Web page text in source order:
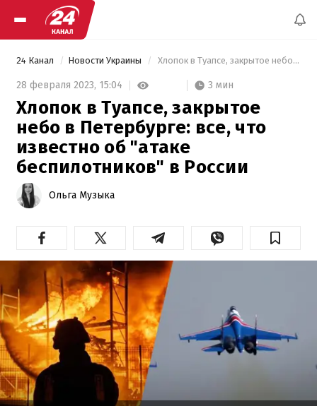
24 Канал Новости Украины Хлопок в Туапсе, закрытое небо в Петербурге: все, что известно об "атаке беспилотников" в России
28 февраля 2023, 15:04 3 мин
Хлопок в Туапсе, закрытое
небо в Петербурге: все, что
известно об "атаке
беспилотников" в России
Ольга Музыка